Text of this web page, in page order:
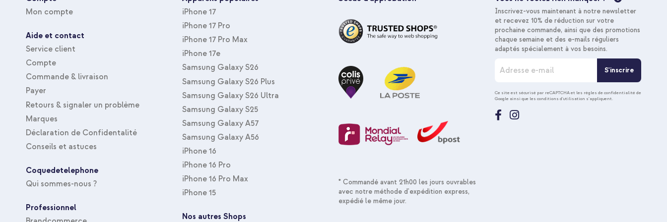
Tu recherches un bracelet sportif et confortable pour ta smartwatch ? Opte alors pour le
bracelet en nylon élastique d'imoshion !
Fermeture
Boucle coulissante
Mon compte
Aide et contact
Service client
Compte
Commande & livraison
Payer
Retours & signaler un problème
Marques
Déclaration de Confidentalité
Conseils et astuces
Coquedetelephone
Qui sommes-nous ?
Professionnel
iPhone 17
iPhone 17 Pro
iPhone 17 Pro Max
iPhone 17e
Samsung Galaxy S26
Samsung Galaxy S26 Plus
Samsung Galaxy S26 Ultra
Samsung Galaxy S25
Samsung Galaxy A57
Samsung Galaxy A56
iPhone 16
iPhone 16 Pro
iPhone 16 Pro Max
iPhone 15
Nos autres Shops
* Commandé avant 21h00 les jours ouvrables
avec notre méthode d'expédition express,
expédié le même jour.
Inscrivez-vous maintenant à notre newsletter
et recevez 10% de réduction sur votre
prochaine commande, ainsi que des promotions
chaque semaine et des e-mails réguliers
adaptés spécialement à vos besoins.
c
r
p
S'inscrire
Ce site est sécurisé par reCAPTCHA et les règles de confidentialité de
Google ainsi que les conditions d'utilisation s'appliquent.